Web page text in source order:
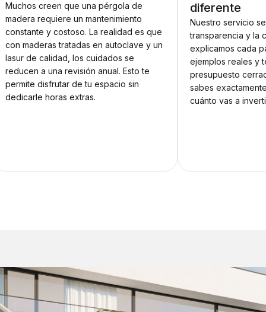
Muchos creen que una pérgola de
madera requiere un mantenimiento
constante y costoso. La realidad es que
con maderas tratadas en autoclave y un
lasur de calidad, los cuidados se
reducen a una revisión anual. Esto te
permite disfrutar de tu espacio sin
dedicarle horas extras.
diferente
Nuestro servicio
transparencia y la
explicamos cada
ejemplos reales y
presupuesto
sabes
cuánto vas a